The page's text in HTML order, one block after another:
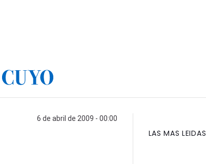
6 de abril de 2009 - 00:00
LAS MAS LEIDAS